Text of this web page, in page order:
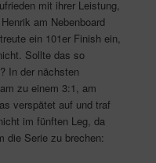
mit ihrer Leistung,
am Nebenboard
ein 101er Finish ein,
Sollte das so
In der nächsten
zu einem 3:1, am
verspätet auf und traf
im fünften Leg, da
die Serie zu brechen: